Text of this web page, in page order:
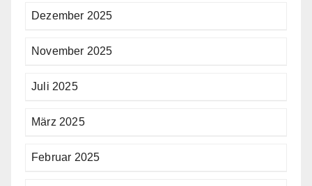
Dezember 2025
November 2025
Juli 2025
März 2025
Februar 2025